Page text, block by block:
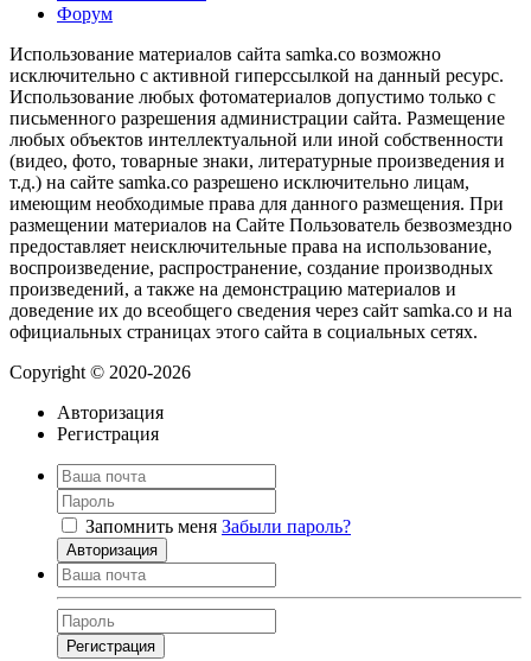
Форум
Использование материалов сайта samka.co возможно
исключительно с активной гиперссылкой на данный ресурс.
Использование любых фотоматериалов допустимо только с
письменного разрешения администрации сайта. Размещение
любых объектов интеллектуальной или иной собственности
(видео, фото, товарные знаки, литературные произведения и
т.д.) на сайте samka.co разрешено исключительно лицам,
имеющим необходимые права для данного размещения. При
размещении материалов на Сайте Пользователь безвозмездно
предоставляет неисключительные права на использование,
воспроизведение, распространение, создание производных
произведений, а также на демонстрацию материалов и
доведение их до всеобщего сведения через сайт samka.co и на
официальных страницах этого сайта в социальных сетях.
Copyright © 2020-2026
Авторизация
Регистрация
Запомнить меня Забыли пароль?
Авторизация
Регистрация